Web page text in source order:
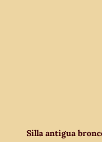
Silla antigua